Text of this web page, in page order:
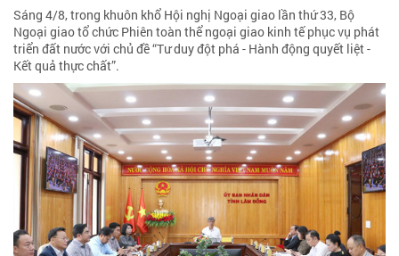
Sáng 4/8, trong khuôn khổ Hội nghị Ngoại giao lần thứ 33, Bộ
Ngoại giao tổ chức Phiên toàn thể ngoại giao kinh tế phục vụ phát
triển đất nước với chủ đề “Tư duy đột phá - Hành động quyết liệt -
Kết quả thực chất”.